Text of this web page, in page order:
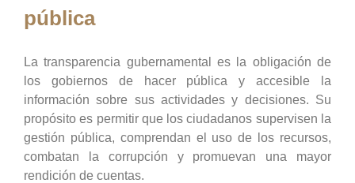
pública
La transparencia gubernamental es la obligación de
los gobiernos de hacer pública y accesible la
información sobre sus actividades y decisiones. Su
propósito es permitir que los ciudadanos supervisen la
gestión pública, comprendan el uso de los recursos,
combatan la corrupción y promuevan una mayor
rendición de cuentas.